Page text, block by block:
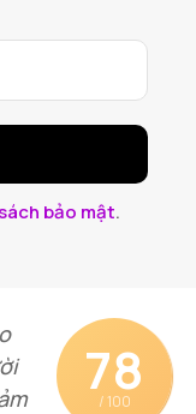
bảo mật.
78
/ 100